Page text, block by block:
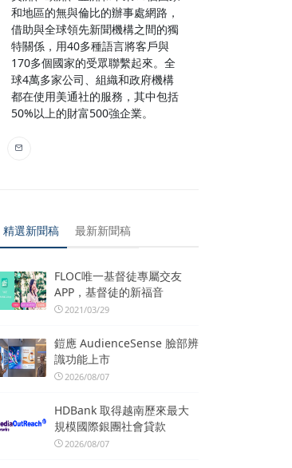
和地區的無與倫比的辦事處網路，
借助與全球領先新聞機構之間的獨
特關係，用40多種語言將客戶與
170多個國家的受眾聯繫起來。全
球4萬多家公司、組織和政府機構
都在使用美通社的服務，其中包括
50%以上的財富500強企業。
精選新聞稿 最新新聞稿
FLOC唯一基督徒專屬交友
APP，基督徒的新福音
2021/03/29
鎧應 AudienceSense 臉部辨
識功能上市
2026/08/07
HDBank 取得越南歷來最大
規模國際銀團社會貸款
2026/08/07